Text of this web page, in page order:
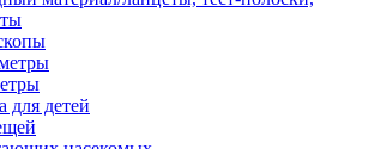
для детей